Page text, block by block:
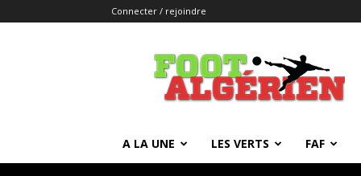
Connecter / rejoindre
FOOTALGERIEN
A LA UNE LES VERTS FAF